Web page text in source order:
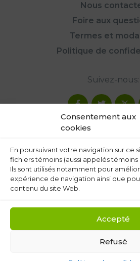
Consentement aux
cookies
En poursuivant votre navigation sur ce
fichiers témoins (aussi appelés témoins
Ils sont utilisés notamment pour
expérience de navigation ainsi que
contenu du site Web.
Accepté
Refusé
Nous
Foire aux
Termes et
Politique de
Suivez-nous: